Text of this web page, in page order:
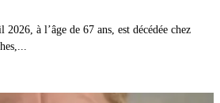
à l’âge de 67 ans, est décédée chez